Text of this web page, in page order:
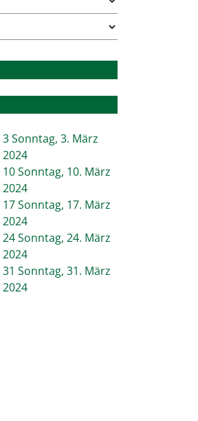
3Sonntag, 3. März
2024
10Sonntag, 10. März
2024
17Sonntag, 17. März
2024
24Sonntag, 24. März
2024
31 Sonntag, 31. März
2024